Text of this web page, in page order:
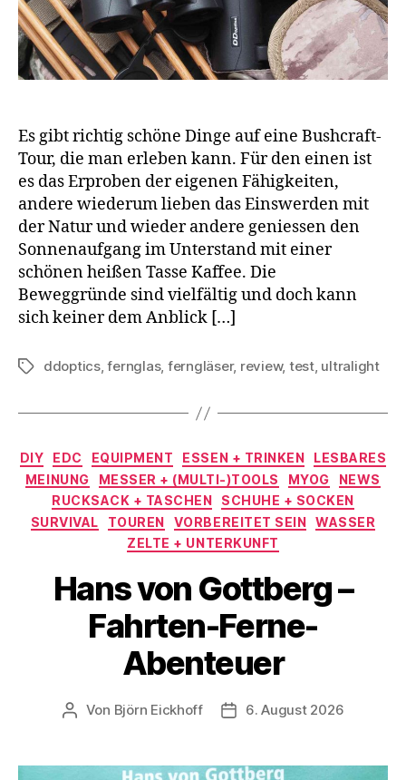
Es gibt richtig schöne Dinge auf eine Bushcraft-
Tour, die man erleben kann. Für den einen ist
es das Erproben der eigenen Fähigkeiten,
andere wiederum lieben das Einswerden mit
der Natur und wieder andere geniessen den
Sonnenaufgang im Unterstand mit einer
schönen heißen Tasse Kaffee. Die
Beweggründe sind vielfältig und doch kann
sich keiner dem Anblick […]
Schlagwörter
ddoptics,fernglas, ferngläser, review, test, ultralight
Kategorien
DIY EDC EQUIPMENT ESSEN + TRINKEN
LESBARES
MEINUNG
MESSER + (MULTI-)TOOLS MYOG
NEWS
RUCKSACK + TASCHEN
SCHUHE + SOCKEN
SURVIVAL
TOUREN VORBEREITET SEIN WASSER
ZELTE + UNTERKUNFT
Hans von Gottberg –
Fahrten-Ferne-
Abenteuer
Beitragsautor
Von Björn Eickhoff Veröffentlichungsdatum
6. August 2026